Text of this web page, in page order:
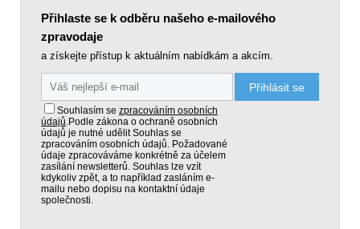
Přihlaste se k odběru našeho e-mailového
zpravodaje
a získejte přístup k aktuálním nabídkám a akcím.
Přihlásit se
Souhlasím se zpracováním osobních
údajů.Podle zákona o ochraně osobních
údajů je nutné udělit Souhlas se
zpracováním osobních údajů. Požadované
údaje zpracováváme konkrétně za účelem
zasílání newsletterů. Souhlas lze vzít
kdykoliv zpět, a to například zasláním e-
mailu nebo dopisu na kontaktní údaje
společnosti.